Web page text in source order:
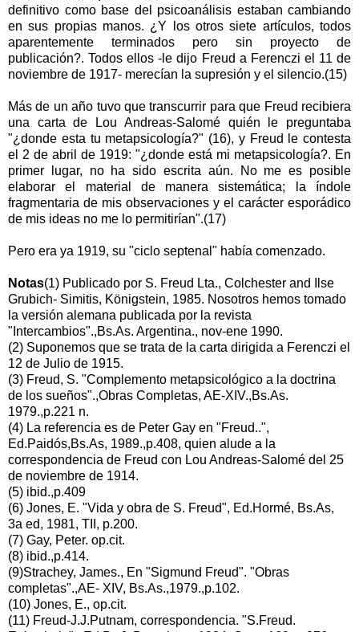
definitivo como base del psicoanálisis estaban cambiando
en sus propias manos. ¿Y los otros siete artículos, todos
aparentemente terminados pero sin proyecto de
publicación?. Todos ellos -le dijo Freud a Ferenczi el 11 de
noviembre de 1917- merecían la supresión y el silencio.(15)
Más de un año tuvo que transcurrir para que Freud recibiera
una carta de Lou Andreas-Salomé quién le preguntaba
"¿donde esta tu metapsicología?" (16), y Freud le contesta
el 2 de abril de 1919: "¿donde está mi metapsicología?. En
primer lugar, no ha sido escrita aún. No me es posible
elaborar el material de manera sistemática; la índole
fragmentaria de mis observaciones y el carácter esporádico
de mis ideas no me lo permitirían".(17)
Pero era ya 1919, su "ciclo septenal" había comenzado.
Notas(1) Publicado por S. Freud Lta., Colchester and Ilse
Grubich- Simitis, Königstein, 1985. Nosotros hemos tomado
la versión alemana publicada por la revista
"Intercambios".,Bs.As. Argentina., nov-ene 1990.
(2) Suponemos que se trata de la carta dirigida a Ferenczi el
12 de Julio de 1915.
(3) Freud, S. "Complemento metapsicológico a la doctrina
de los sueños".,Obras Completas, AE-XIV.,Bs.As.
1979.,p.221 n.
(4) La referencia es de Peter Gay en "Freud..",
Ed.Paidós,Bs.As, 1989.,p.408, quien alude a la
correspondencia de Freud con Lou Andreas-Salomé del 25
de noviembre de 1914.
(5) ibid.,p.409
(6) Jones, E. "Vida y obra de S. Freud", Ed.Hormé, Bs.As,
3a ed, 1981, TII, p.200.
(7) Gay, Peter. op.cit.
(8) ibid.,p.414.
(9)Strachey, James., En "Sigmund Freud". "Obras
completas".,AE- XIV, Bs.As.,1979.,p.102.
(10) Jones, E., op.cit.
(11) Freud-J.J.Putnam, correspondencia. "S.Freud.